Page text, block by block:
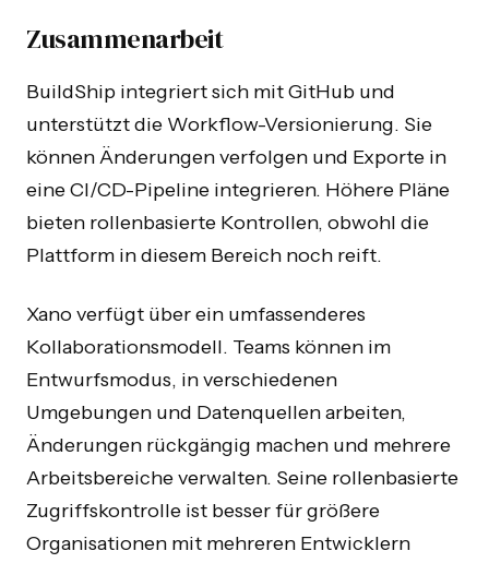
Zusammenarbeit
BuildShip integriert sich mit GitHub und
unterstützt die Workflow-Versionierung. Sie
können Änderungen verfolgen und Exporte in
eine CI/CD-Pipeline integrieren. Höhere Pläne
bieten rollenbasierte Kontrollen, obwohl die
Plattform in diesem Bereich noch reift.
Xano verfügt über ein umfassenderes
Kollaborationsmodell. Teams können im
Entwurfsmodus, in verschiedenen
Umgebungen und Datenquellen arbeiten,
Änderungen rückgängig machen und mehrere
Arbeitsbereiche verwalten. Seine rollenbasierte
Zugriffskontrolle ist besser für größere
Organisationen mit mehreren Entwicklern